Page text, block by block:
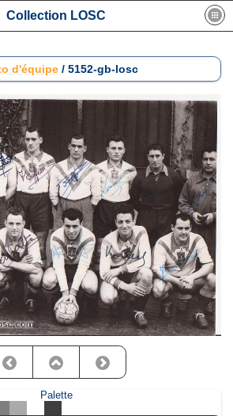
Collection LOSC
d'équipe / 5152-gb-losc
Palette